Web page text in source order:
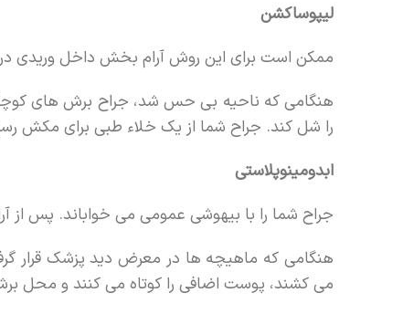
لیپوساکشن
ممکن است برای این روش آرام بخش داخل وریدی
هنگامی که ناحیه بی حس شد، جراح برش های
را شل کند. جراح شما از یک خلاء طبی برای مکش
ابدومینوپلاستی
جراح شما را با بیهوشی عمومی می خواباند. پس از
هنگامی که ماهیچه ها در معرض دید پزشک قرار
می کشند، پوست اضافی را کوتاه می کنند و محل